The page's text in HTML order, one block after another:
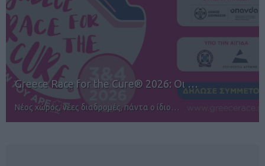
12ος TUI Rhodes Marathon: Άνοιγμα ε…
Αγώνες για όλους στην Ρόδο